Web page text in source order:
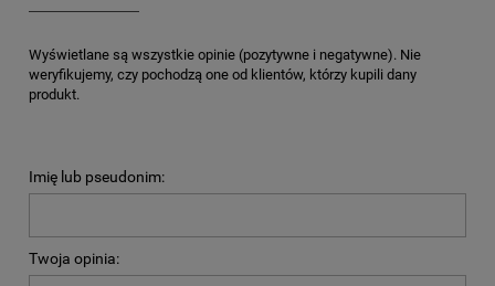
Wyświetlane są wszystkie opinie (pozytywne i negatywne). Nie
weryfikujemy, czy pochodzą one od klientów, którzy kupili dany
produkt.
Imię lub pseudonim:
Twoja opinia: